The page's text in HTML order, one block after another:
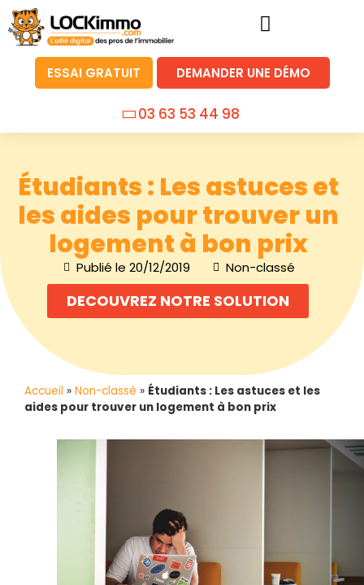
ESSAI GRATUIT DEMANDER UNE DÉMO
03 63 53 44 98
Étudiants : Les astuces et
les aides pour trouver un
logement à bon prix
Publié le 20/12/2019 Non-classé
DECOUVREZ NOTRE SOLUTION
Accueil » Non-classé » Étudiants : Les astuces et les
aides pour trouver un logement à bon prix